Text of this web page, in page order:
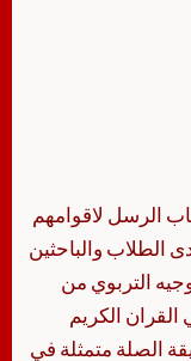
الرسل لاقوامهم
الطلاب والباحثين
التربوي من
الكريم
الصلة متمثلة في